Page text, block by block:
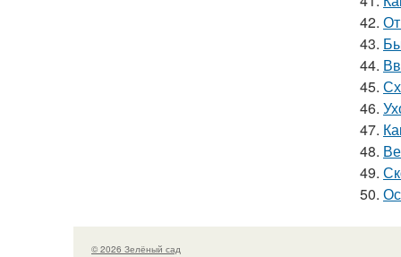
42.
43.
44.
45.
46.
47.
48.
49.
50.
© 2026 Зелёный сад